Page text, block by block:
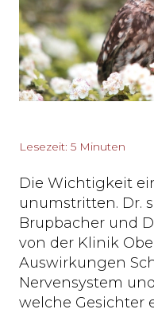
springen?
Lesezeit: 5 Minuten
Die Wichtigkeit
unumstritten. Dr.
Brupbacher und
von der Klinik
Auswirkungen
Nervensystem
welche Gesichter